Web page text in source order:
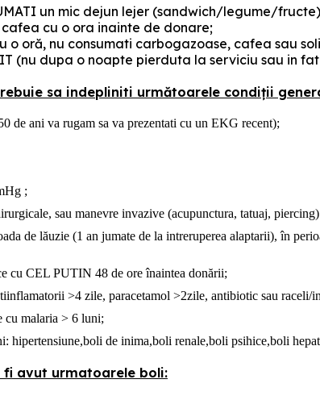
un mic dejun lejer (sandwich/legume/
cu o ora inainte de donare;
o oră, nu consumati carbogazoase, cafea sau
(nu dupa o noapte pierduta la serviciu sau in
sa indepliniti următoarele condiţii
de ani va rugam sa va prezentati cu un EKG recent);
;
sau manevre invazive (acupunctura, tatuaj,
de lăuzie (1 an jumate de la intreruperea alaptarii), în
cu CEL PUTIN 48 de ore înaintea donării;
>4 zile, paracetamol >2zile, antibiotic sau raceli/
cu malaria > 6 luni;
hipertensiune,boli de inima,boli renale,boli psihice,boli
fi avut urmatoarele boli: